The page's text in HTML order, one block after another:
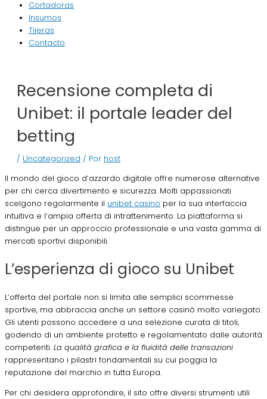
Cortadoras
Insumos
Tijeras
Contacto
Recensione completa di
Unibet: il portale leader del
betting
/ Uncategorized / Por host
Il mondo del gioco d’azzardo digitale offre numerose alternative
per chi cerca divertimento e sicurezza. Molti appassionati
scelgono regolarmente il unibet casino per la sua interfaccia
intuitiva e l’ampia offerta di intrattenimento. La piattaforma si
distingue per un approccio professionale e una vasta gamma di
mercati sportivi disponibili.
L’esperienza di gioco su Unibet
L’offerta del portale non si limita alle semplici scommesse
sportive, ma abbraccia anche un settore casinò molto variegato.
Gli utenti possono accedere a una selezione curata di titoli,
godendo di un ambiente protetto e regolamentato dalle autorità
competenti. La qualità grafica e la fluidità delle transazioni
rappresentano i pilastri fondamentali su cui poggia la
reputazione del marchio in tutta Europa.
Per chi desidera approfondire, il sito offre diversi strumenti utili